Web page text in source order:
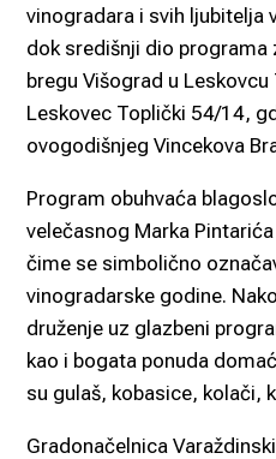
vinogradara i svih ljubitelja
dok središnji dio programa
bregu Višograd u
Leskovec Toplički 54/14,
ovogodišnjeg Vincekova
Program obuhvaća
velečasnog Marka
čime se simbolično
vinogradarske godine.
druženje uz glazbeni
kao i bogata ponuda
su gulaš, kobasice, kolači,
Gradonačelnica